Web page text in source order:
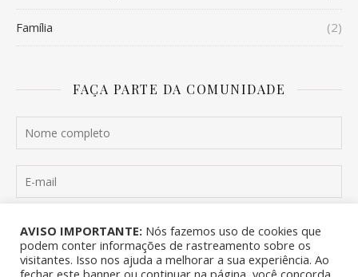
Família (2)
FAÇA PARTE DA COMUNIDADE
Quero me inscrever
AVISO IMPORTANTE: Nós fazemos uso de cookies que
podem conter informações de rastreamento sobre os
visitantes. Isso nos ajuda a melhorar a sua experiência. Ao
fechar este banner ou continuar na página, você concorda